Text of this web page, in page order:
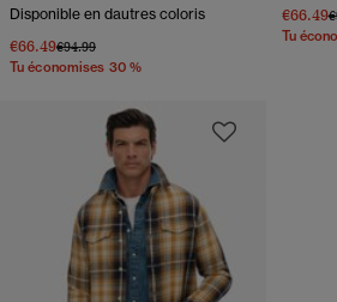
Disponible en dautres coloris
€66.49Prix réduit de
€94.99à
Tu économises 30 %
€66.49
Tu